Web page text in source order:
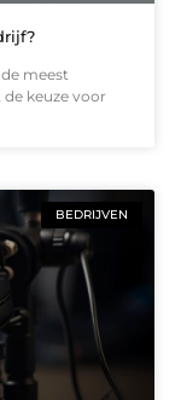
meest
keuze voor
BEDRIJVEN